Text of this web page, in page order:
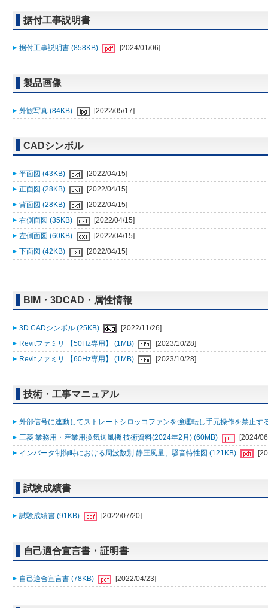
据付工事説明書
据付工事説明書 (858KB) [2024/01/06]
製品画像
外観写真 (84KB) [2022/05/17]
CADシンボル
平面図 (43KB)
[2022/04/15]
正面図 (28KB)
[2022/04/15]
背面図 (28KB)
[2022/04/15]
右側面図 (35KB)
[2022/04/15]
左側面図 (60KB)
[2022/04/15]
下面図 (42KB)
[2022/04/15]
BIM・3DCAD・属性情報
3D CADシンボル (25KB)
[2022/11/26]
Revitファミリ 【50Hz専用】 (1MB)
[2023/10/28]
Revitファミリ 【60Hz専用】 (1MB)
[2023/10/28]
技術・工事マニュアル
外部信号に連動してストレートシロッコファンを強運転し手元操作を禁止す
三菱 業務用・産業用換気送風機 技術資料(2024年2月) (60MB)
[2024/
インバータ制御時における周波数別 静圧風量、騒音特性図 (121KB)
試験成績書
試験成績書 (91KB) [2022/07/20]
自己適合宣言書・証明書
自己適合宣言書 (78KB) [2022/04/23]